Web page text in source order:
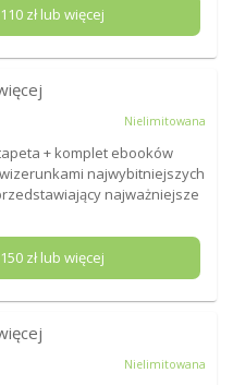
110zł lub więcej
Nielimitowana
+ komplet ebooków
najwybitniejszych
najważniejsze
150zł lub więcej
Nielimitowana